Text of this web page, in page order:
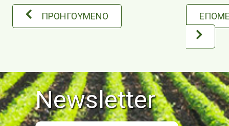
ΠΡΟΗΓΟΥΜΕΝΟ
Newsletter